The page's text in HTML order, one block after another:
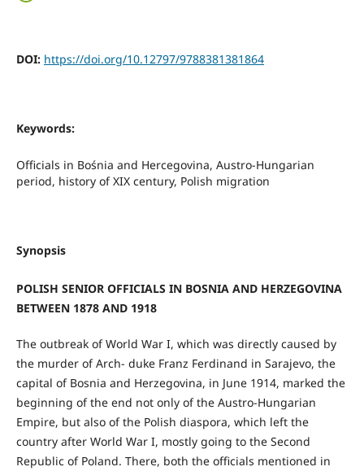
DOI: https://doi.org/10.12797/9788381381864
Keywords:
Officials in Bośnia and Hercegovina, Austro-Hungarian
period, history of XIX century, Polish migration
Synopsis
POLISH SENIOR OFFICIALS IN BOSNIA AND HERZEGOVINA
BETWEEN 1878 AND 1918
The outbreak of World War I, which was directly caused by
the murder of Arch- duke Franz Ferdinand in Sarajevo, the
capital of Bosnia and Herzegovina, in June 1914, marked the
beginning of the end not only of the Austro-Hungarian
Empire, but also of the Polish diaspora, which left the
country after World War I, mostly going to the Second
Republic of Poland. There, both the officials mentioned in